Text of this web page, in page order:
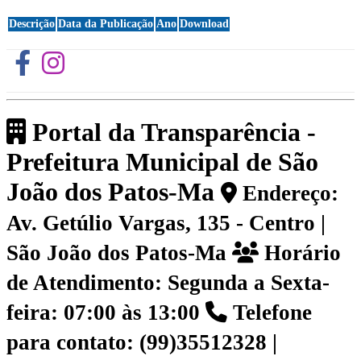
Descrição Data da Publicação Ano Download
Portal da Transparência -
Prefeitura Municipal de São
João dos Patos-Ma
Endereço:
Av. Getúlio Vargas, 135 - Centro |
São João dos Patos-Ma
Horário
de Atendimento: Segunda a Sexta-
feira: 07:00 às 13:00
Telefone
para contato: (99)35512328 |